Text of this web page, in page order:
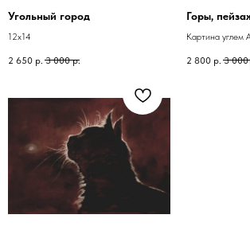
Угольный город
12х14
2 650 р. 3 000 р.
Горы,
Картина углем
2 800 р. 3 000